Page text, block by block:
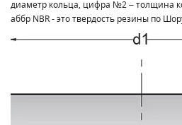
диаметр кольца, цифра №2 – толщина
аббр NBR - это твердость резины по